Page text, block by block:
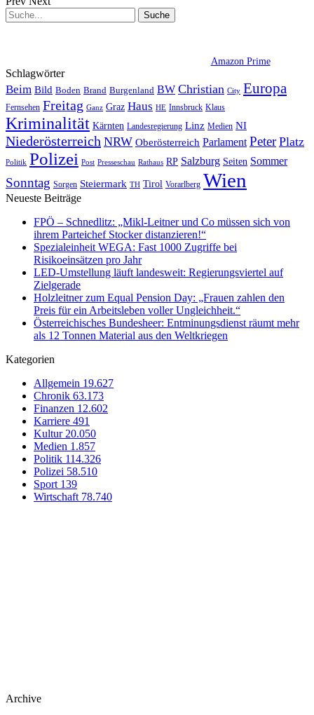
Amazon Prime
Schlagwörter
Beim Bild Boden Brand Burgenland BW Christian City Europa
Fernsehen Freitag Ganz Graz Haus HE Innsbruck Klaus
Kriminalität Kärnten Landesregierung Linz Medien NI
Niederösterreich NRW Oberösterreich Parlament Peter Platz
Politik Polizei Post Presseschau Rathaus RP Salzburg Seiten Sommer
Sonntag Sorgen Steiermark TH Tirol Vorarlberg Wien
Neueste Beiträge
FPÖ – Schnedlitz: „Mikl-Leitner und Co müssen sich von
ihrem Parteichef Stocker distanzieren!“
Spezialeinheit WEGA: Fast 1000 Zugriffe bei
Risikoeinsätzen pro Jahr
LED-Umstellung läuft landesweit: Regierungsviertel auf
Zielgerade
Holzleitner zum Equal Pension Day: „Frauen zahlen den
Preis für ein Arbeitsleben voller Ungleichheit.“
Österreichisches Bundesheer: Entminungsdienst räumt mehr
als 12 Tonnen Material aus den Weltkriegen
Kategorien
Allgemein 19.627
Chronik 63.173
Finanzen 12.602
Karriere 491
Kultur 20.050
Medien 1.857
Politik 114.326
Polizei 58.510
Sport 139
Wirtschaft 78.740
Archive